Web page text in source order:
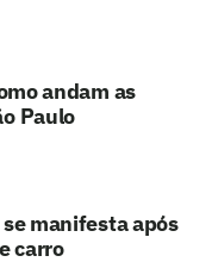
andam as
Paulo
manifesta após
carro